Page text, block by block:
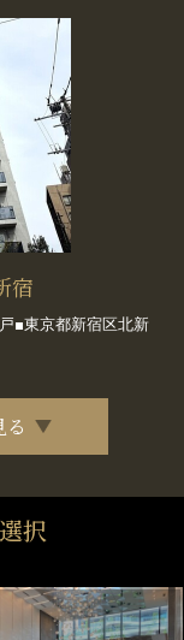
宿
■東京都新宿区北新
択